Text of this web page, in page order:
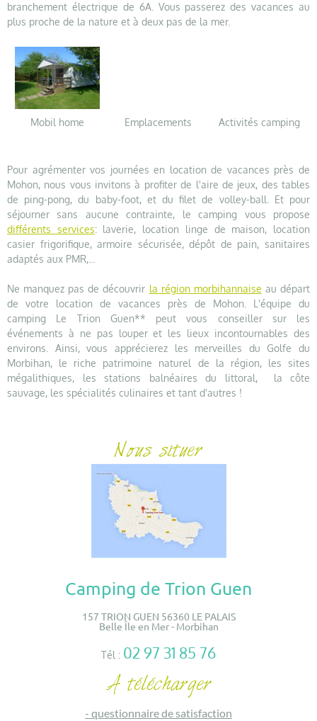
branchement électrique de 6A. Vous passerez des vacances au
plus proche de la nature et à deux pas de la mer.
Mobil home Emplacements Activités camping
Pour agrémenter vos journées en location de vacances près de
Mohon, nous vous invitons à profiter de l'aire de jeux, des tables
de ping-pong, du baby-foot, et du filet de volley-ball. Et pour
séjourner sans aucune contrainte, le camping vous propose
différents services: laverie, location linge de maison, location
casier frigorifique, armoire sécurisée, dépôt de pain, sanitaires
adaptés aux PMR,...
Ne manquez pas de découvrir la région morbihannaise au départ
de votre location de vacances près de Mohon. L'équipe du
camping Le Trion Guen** peut vous conseiller sur les
événements à ne pas louper et les lieux incontournables des
environs. Ainsi, vous apprécierez les merveilles du Golfe du
Morbihan, le riche patrimoine naturel de la région, les sites
mégalithiques, les stations balnéaires du littoral, la côte
sauvage, les spécialités culinaires et tant d'autres !
Camping de Trion Guen
157 TRION GUEN 56360 LE PALAIS
Belle Île en Mer - Morbihan
Tél : 02 97 31 85 76
- questionnaire de satisfaction